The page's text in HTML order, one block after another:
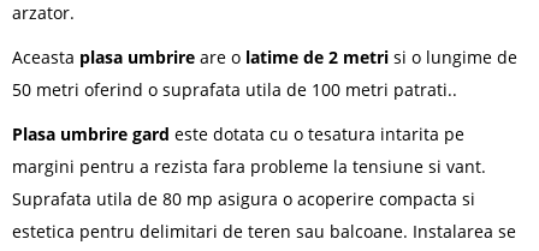
arzator.
Aceasta plasa umbrireare o latime de 2 metrisi o lungime de
50 metri oferind o suprafata utila de 100 metri patrati..
Plasa umbrire gardeste dotata cu o tesatura intarita pe
margini pentru a rezista fara probleme la tensiune si vant.
Suprafata utila de 80 mp asigura o acoperire compacta si
estetica pentru delimitari de teren sau balcoane. Instalarea se